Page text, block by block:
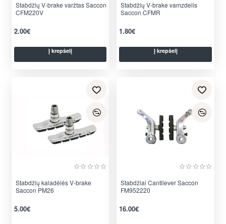
Stabdžių V-brake varžtas Saccon
CFM220V
2.00€
Į krepšelį
Stabdžių V-brake vamzdelis
Saccon CFMR
1.80€
Į krepšelį
Stabdžių kaladėlės V-brake
Saccon PM26
5.00€
Stabdžiai Cantilever Saccon
FM952220
16.00€